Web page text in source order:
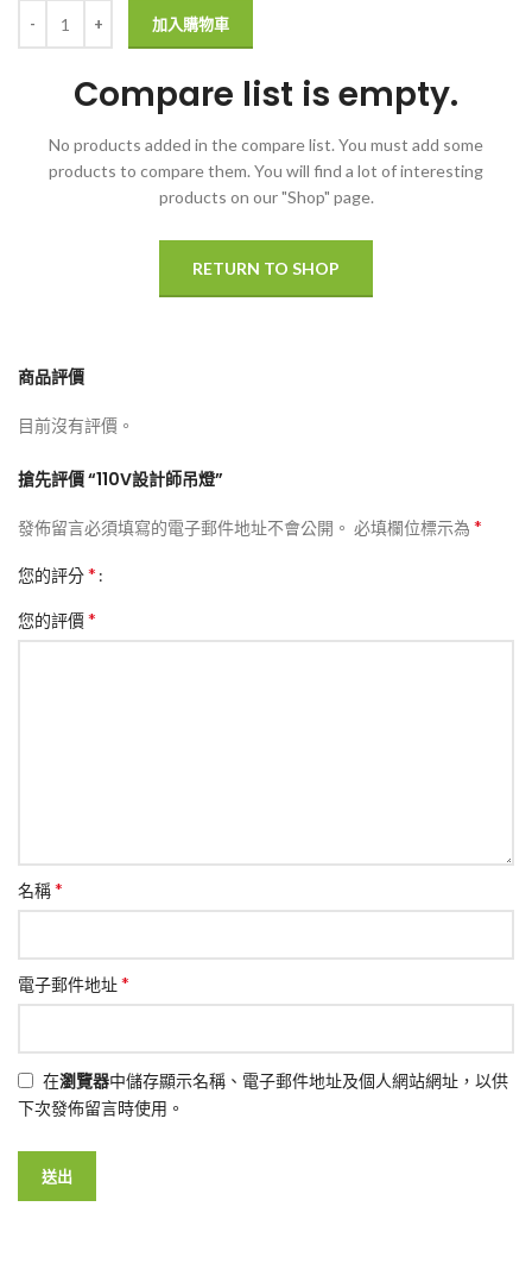
加入購物車
Compare list is empty.
No products added in the compare list. You must add some
products to compare them. You will find a lot of interesting
products on our "Shop" page.
RETURN TO SHOP
商品評價
目前沒有評價。
搶先評價 “110V設計師吊燈”
發佈留言必須填寫的電子郵件地址不會公開。 必填欄位標示為 *
您的評分*
您的評價*
名稱*
電子郵件地址*
在瀏覽器中儲存顯示名稱、電子郵件地址及個人網站網址，以供
下次發佈留言時使用。